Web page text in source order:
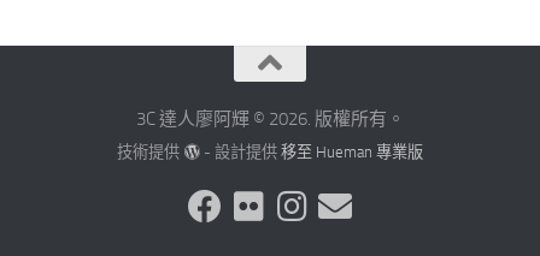
3C 達人廖阿輝 © 2026. 版權所有。
技術提供 - 設計提供 移至 Hueman 專業版